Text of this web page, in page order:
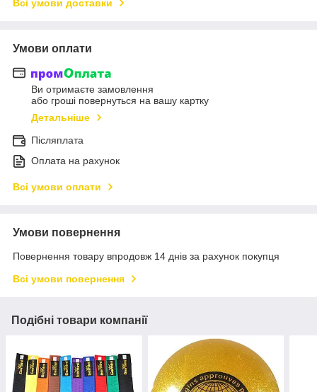
Всі умови доставки
Умови оплати
Ви отримаєте замовлення
або гроші повернуться на вашу картку
Детальніше
Післяплата
Оплата на рахунок
Всі умови оплати
Умови повернення
Повернення товару впродовж 14 днів за рахунок покупця
Всі умови повернення
Подібні товари компанії